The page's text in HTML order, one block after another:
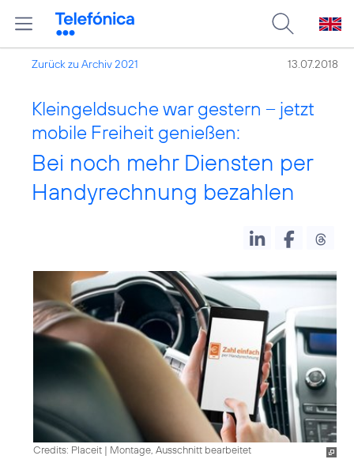
Zurück zu Archiv 2021 13.07.2018
Kleingeldsuche war gestern – jetzt
mobile Freiheit genießen:
Bei noch mehr Diensten per
Handyrechnung bezahlen
Credits: Placeit | Montage, Ausschnitt bearbeitet